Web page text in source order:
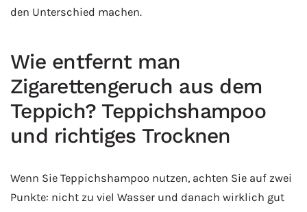
den Unterschied machen.
Wie entfernt man
Zigarettengeruch aus dem
Teppich? Teppichshampoo
und richtiges Trocknen
Wenn Sie Teppichshampoo nutzen, achten Sie auf zwei
Punkte: nicht zu viel Wasser und danach wirklich gut